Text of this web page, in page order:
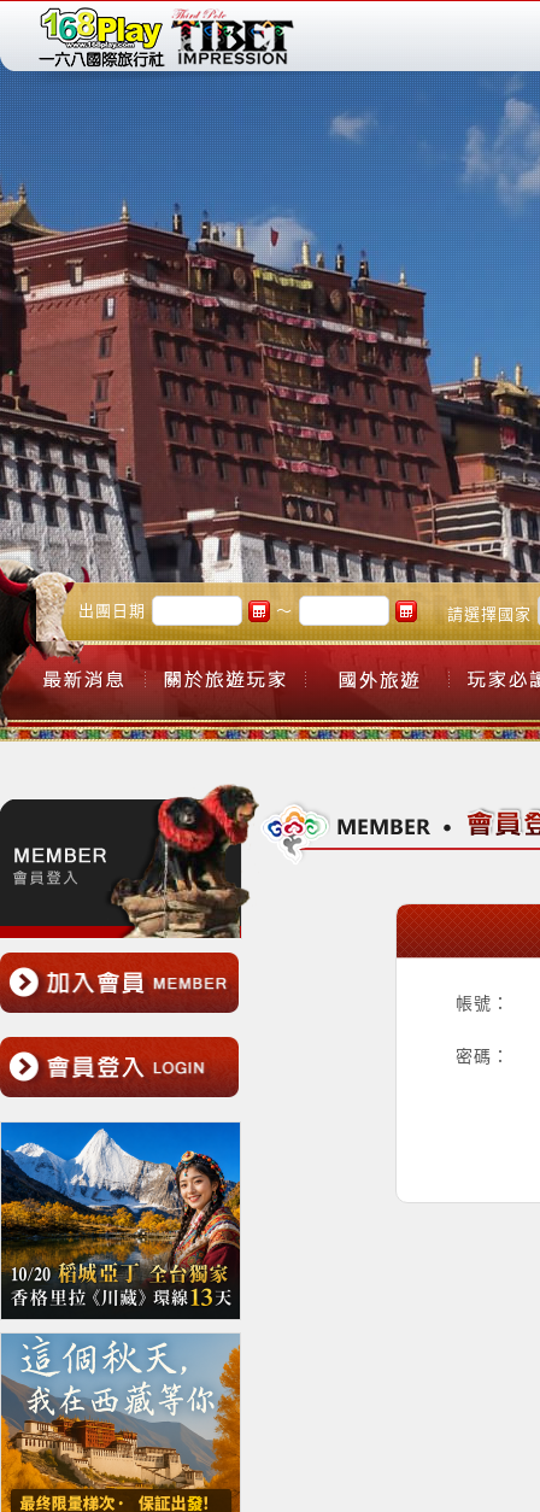
出團日期 ～ 請選擇國家
帳號：
密碼：